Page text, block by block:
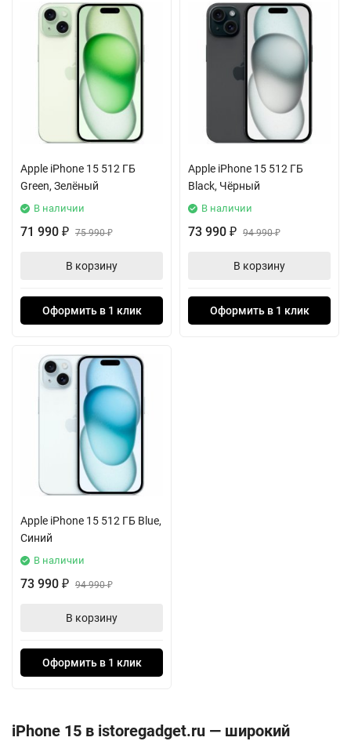
Apple iPhone 15 512 ГБ
Green, Зелёный
В наличии
71 990 ₽ 75 990₽
В корзину
Оформить в 1 клик
Apple iPhone 15 512 ГБ
Black, Чёрный
В наличии
73 990 ₽ 94 990₽
В корзину
Оформить в 1 клик
Apple iPhone 15 512 ГБ Blue,
Синий
В наличии
73 990 ₽ 94 990₽
В корзину
Оформить в 1 клик
iPhone 15 в istoregadget.ru — широкий